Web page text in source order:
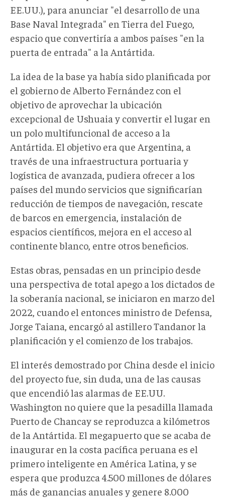
EE.UU.), para anunciar "el desarrollo de una
Base Naval Integrada" en Tierra del Fuego,
espacio que convertiría a ambos países "en la
puerta de entrada" a la Antártida.
La idea de la base ya había sido planificada por
el gobierno de Alberto Fernández con el
objetivo de aprovechar la ubicación
excepcional de Ushuaia y convertir el lugar en
un polo multifuncional de acceso a la
Antártida. El objetivo era que Argentina, a
través de una infraestructura portuaria y
logística de avanzada, pudiera ofrecer a los
países del mundo servicios que significarían
reducción de tiempos de navegación, rescate
de barcos en emergencia, instalación de
espacios científicos, mejora en el acceso al
continente blanco, entre otros beneficios.
Estas obras, pensadas en un principio desde
una perspectiva de total apego a los dictados de
la soberanía nacional, se iniciaron en marzo del
2022, cuando el entonces ministro de Defensa,
Jorge Taiana, encargó al astillero Tandanor la
planificación y el comienzo de los trabajos.
El interés demostrado por China desde el inicio
del proyecto fue, sin duda, una de las causas
que encendió las alarmas de EE.UU.
Washington no quiere que la pesadilla llamada
Puerto de Chancay se reproduzca a kilómetros
de la Antártida. El megapuerto que se acaba de
inaugurar en la costa pacífica peruana es el
primero inteligente en América Latina, y se
espera que produzca 4.500 millones de dólares
más de ganancias anuales y genere 8.000